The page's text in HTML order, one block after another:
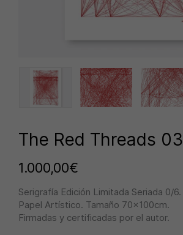
The Red Threads 03
1.000,00€
Serigrafía Edición Limitada Seriada 0/6.
Papel Artístico. Tamaño 70x100cm.
Firmadas y certificadas por el autor.